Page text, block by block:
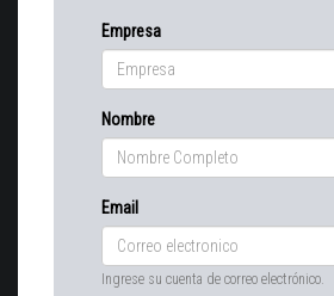
Empresa
Nombre
Email
Ingrese su cuenta de correo electrónico.